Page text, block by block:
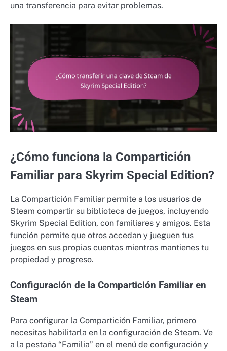
una transferencia para evitar problemas.
¿Cómo funciona la Compartición
Familiar para Skyrim Special Edition?
La Compartición Familiar permite a los usuarios de
Steam compartir su biblioteca de juegos, incluyendo
Skyrim Special Edition, con familiares y amigos. Esta
función permite que otros accedan y jueguen tus
juegos en sus propias cuentas mientras mantienes tu
propiedad y progreso.
Configuración de la Compartición Familiar en
Steam
Para configurar la Compartición Familiar, primero
necesitas habilitarla en la configuración de Steam. Ve
a la pestaña “Familia” en el menú de configuración y